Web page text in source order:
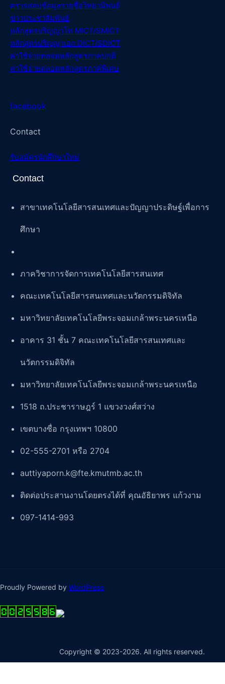
ตรวจสอบข้อมูลรายชื่อวิทยานิพนธ์
ข่าวประชาสัมพันธ์
หลักสูตรปริญญาโท MICT/SMICT
หลักสูตรปริญญาเอก DICT/SDICT
ค่าใช้จ่ายตลอดหลักสูตรภาคปกติ
ค่าใช้จ่ายตลอดหลักสูตรภาคพิเศษ
facebook
Contact
รับสมัครนักศึกษาใหม่
Contact
สาขาเทคโนโลยีสารสนเทศและปัญญาประดิษฐ์เพื่อการ
ศึกษา
ภาควิชาการจัดการเทคโนโลยีสารสนเทศ
คณะเทคโนโลยีสารสนเทศและนวัตกรรมดิจิทัล
มหาวิทยาลัยเทคโนโลยีพระจอมเกล้าพระนครเหนือ
อาคาร 31 ชั้น 7 คณะเทคโนโลยีสารสนเทศและ
นวัตกรรมดิจิทัล
มหาวิทยาลัยเทคโนโลยีพระจอมเกล้าพระนครเหนือ
1518 ถ.ประชาราษฎร์ 1 แขวงวงศ์สว่าง
เขตบางซื่อ กรุงเทพฯ 10800
02-555-2701 หรือ 2704
auttiyaporn.k@fte.kmutmb.ac.th
ติดต่อประสานงานโดยตรงได้ที่ คุณอัธิยาพร แก้วงาม
097-1414-993
Proudly Powered by WordPress
Copyright © 2023-2026. All rights reserved.